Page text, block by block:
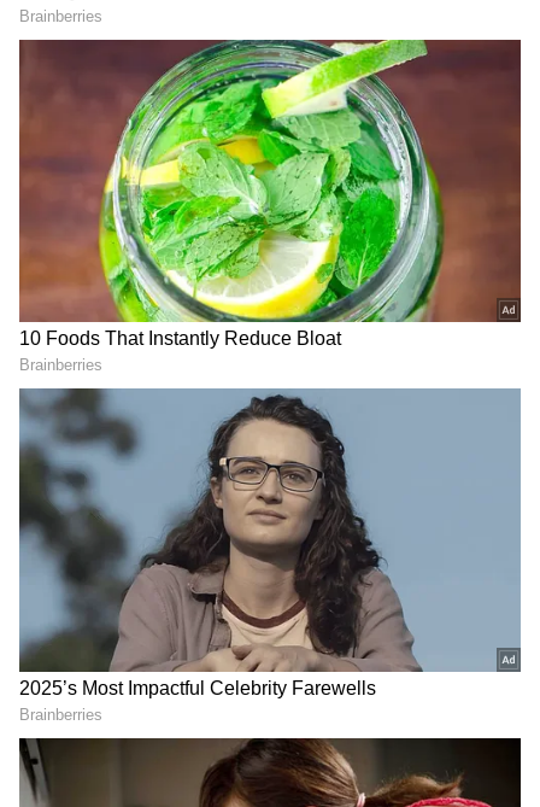
2
13
Image Credit :Asianet News
మేష రాశి ఫలాలు
దూర ప్రయాణాల్లో జాగ్రత్త అవసరం. ఉద్యోగాలలో ప్రతికూల
వాతావరణం ఉంటుంది. బంధు మిత్రులతో ఆలోచించి
ఖర్చులు పెరుగుతాయి. ఆధ్యాత్మిక సేవా కార్యక్రమాలలో
పాల్గొంటారు. వ్యాపారాలు మందకొడిగా సాగుతాయి.